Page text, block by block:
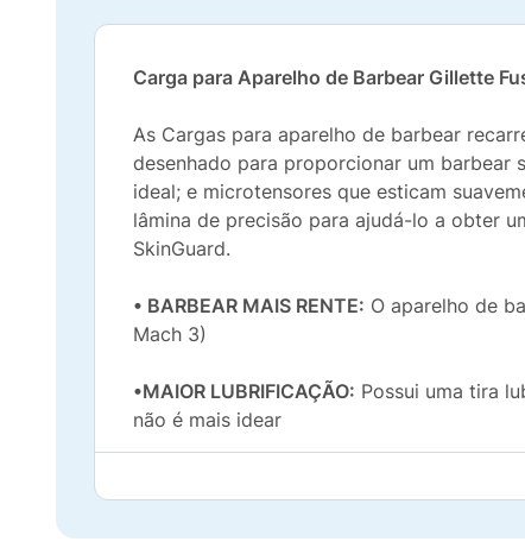
Carga para Aparelho de Barbear Gillette
As Cargas para aparelho de barbear
desenhado para proporcionar um barbear
ideal; e microtensores que esticam
lâmina de precisão para ajudá-lo a obter
SkinGuard.
• BARBEAR MAIS RENTE: O aparelho de
Mach 3)
•MAIOR LUBRIFICAÇÃO: Possui uma tira
não é mais idear
Sua
•PERFILE SUA BARBA:A carga Gillette